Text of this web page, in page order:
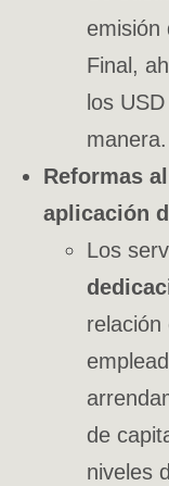
emisión
Final,
los
manera.
Reformas
aplicación
Los
relación
de
niveles